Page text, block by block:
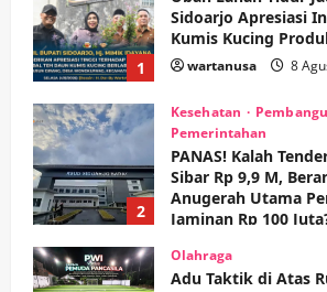
2
PANAS! Kalah
Sibar Rp 9,9 M,
Anugerah Utama
Jaminan Rp 100
wartanusa 5
3
Olahraga
Adu Taktik di Atas
PWI dan Sapma PP
Memanaskan
Soccer
wartanusa 5
Ekonomi
HOT NEWS: Ribuan